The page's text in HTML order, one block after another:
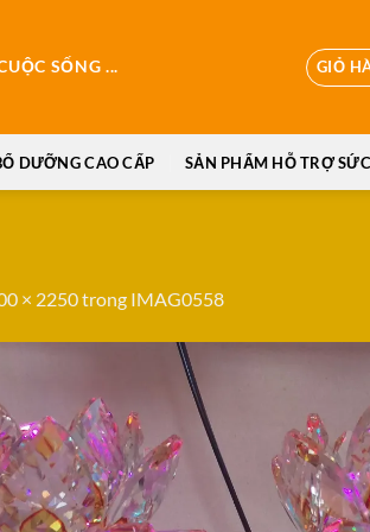
SỐNG ... GIỎ
DƯỠNG CAO CẤP SẢN PHẨM HỖ TRỢ
× 2250trong IMAG0558